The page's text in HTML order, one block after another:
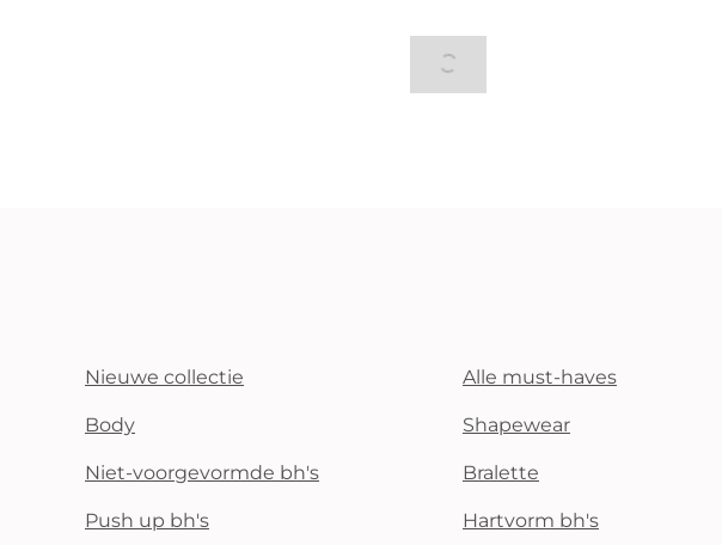
Nieuwe collectie Alle must-haves
Body Shapewear
Niet-voorgevormde bh's Bralette
Push up bh's Hartvorm bh's